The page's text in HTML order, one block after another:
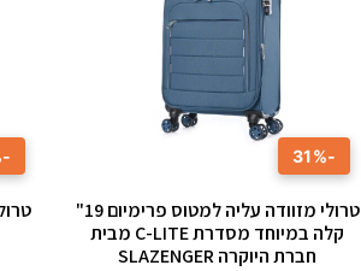
-31%
טרולי מזוודה עליה למטוס פרימיום 19"
קלה במיוחד מסדרת C-LITE מבית
חברת היוקרה SLAZENGER
-18%